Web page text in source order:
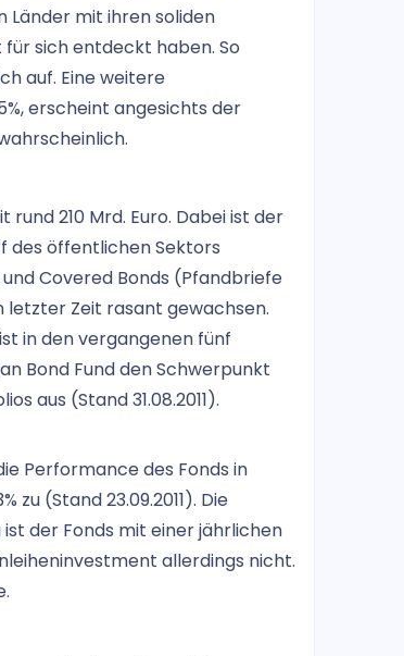
Länder mit ihren soliden
sich entdeckt haben. So
auf. Eine weitere
erscheint angesichts der
210 Mrd. Euro. Dabei ist der
des öffentlichen Sektors
Covered Bonds (Pfandbriefe
letzter Zeit rasant gewachsen.
in den vergangenen fünf
Bond Fund den Schwerpunkt
aus (Stand 31.08.2011).
Performance des Fonds in
(Stand 23.09.2011). Die
der Fonds mit einer jährlichen
allerdings nicht.